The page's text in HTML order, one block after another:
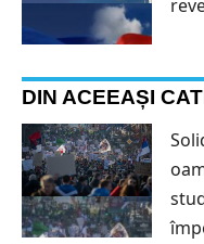
DIN ACEEAȘI